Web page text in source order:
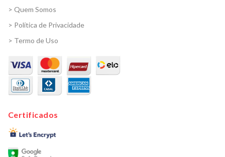
> Quem Somos
> Política de Privacidade
> Termo de Uso
Certificados